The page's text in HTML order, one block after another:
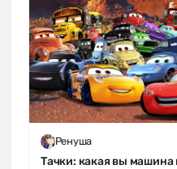
Ренуша
Тачки: какая вы